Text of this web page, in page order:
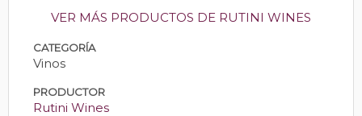
VER MÁS PRODUCTOS DE RUTINI WINES
CATEGORÍA
Vinos
PRODUCTOR
Rutini Wines